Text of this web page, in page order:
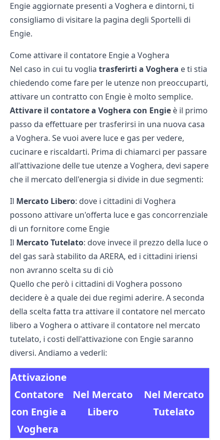
Engie aggiornate presenti a Voghera e dintorni, ti
consigliamo di visitare la pagina degli Sportelli di
Engie.
Come attivare il contatore Engie a Voghera
Nel caso in cui tu voglia trasferirti a Voghera e ti stia
chiedendo come fare per le utenze non preoccuparti,
attivare un contratto con Engie è molto semplice.
Attivare il contatore a Voghera con Engie è il primo
passo da effettuare per trasferirsi in una nuova casa
a Voghera. Se vuoi avere luce e gas per vedere,
cucinare e riscaldarti. Prima di chiamarci per passare
all'attivazione delle tue utenze a Voghera, devi sapere
che il mercato dell'energia si divide in due segmenti:
Il Mercato Libero: dove i cittadini di Voghera
possono attivare un'offerta luce e gas concorrenziale
di un fornitore come Engie
Il Mercato Tutelato: dove invece il prezzo della luce o
del gas sarà stabilito da ARERA, ed i cittadini iriensi
non avranno scelta su di ciò
Quello che però i cittadini di Voghera possono
decidere è a quale dei due regimi aderire. A seconda
della scelta fatta tra attivare il contatore nel mercato
libero a Voghera o attivare il contatore nel mercato
tutelato, i costi dell'attivazione con Engie saranno
diversi. Andiamo a vederli:
Attivazione
Contatore
con Engie a
Voghera
Nel Mercato
Libero
Nel Mercato
Tutelato